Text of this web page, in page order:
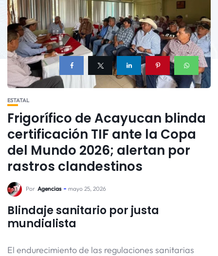
ESTATAL
Frigorífico de Acayucan blinda
certificación TIF ante la Copa
del Mundo 2026; alertan por
rastros clandestinos
Por Agencias mayo 25, 2026
Blindaje sanitario por justa
mundialista
El endurecimiento de las regulaciones sanitarias